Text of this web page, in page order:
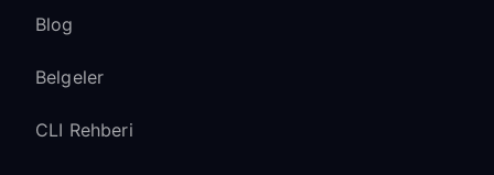
Blog
Belgeler
CLI Rehberi